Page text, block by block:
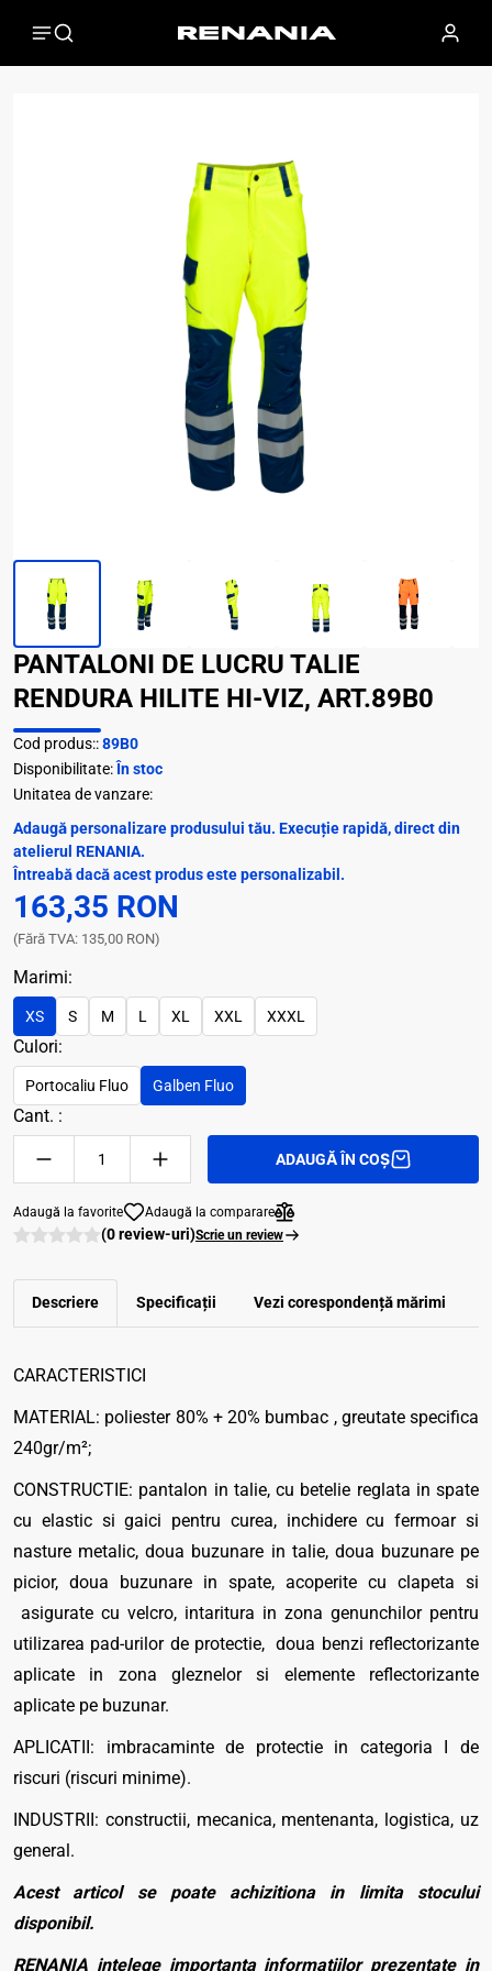
PANTALONI DE LUCRU TALIE
RENDURA HILITE HI-VIZ, ART.89B0
Cod produs::89B0
Disponibilitate: În stoc
Unitatea de vanzare:
Adaugă personalizare produsului tău. Execuție rapidă, direct din
atelierul RENANIA.
Întreabă dacă acest produs este personalizabil.
163,35 RON
(Fără TVA: 135,00 RON)
Marimi:
XS S M L XL XXL XXXL
Culori:
Portocaliu Fluo Galben Fluo
Cant. :
ADAUGĂ ÎN COȘ
Adaugă la favorite Adaugă la comparare
(0 review-uri)Scrie un review
Descriere Specificații Vezi corespondenţă mărimi
CARACTERISTICI
MATERIAL: poliester 80% + 20% bumbac , greutate specifica
240gr/m²;
CONSTRUCTIE: pantalon in talie, cu betelie reglata in spate
cu elastic si gaici pentru curea, inchidere cu fermoar si
nasture metalic, doua buzunare in talie, doua buzunare pe
picior, doua buzunare in spate, acoperite cu clapeta si
asigurate cu velcro, intaritura in zona genunchilor pentru
utilizarea pad-urilor de protectie, doua benzi reflectorizante
aplicate in zona gleznelor si elemente reflectorizante
aplicate pe buzunar.
APLICATII: imbracaminte de protectie in categoria I de
riscuri (riscuri minime).
INDUSTRII: constructii, mecanica, mentenanta, logistica, uz
general.
Acest articol se poate achizitiona in limita stocului
disponibil.
RENANIA intelege importanta informatiilor prezentate in